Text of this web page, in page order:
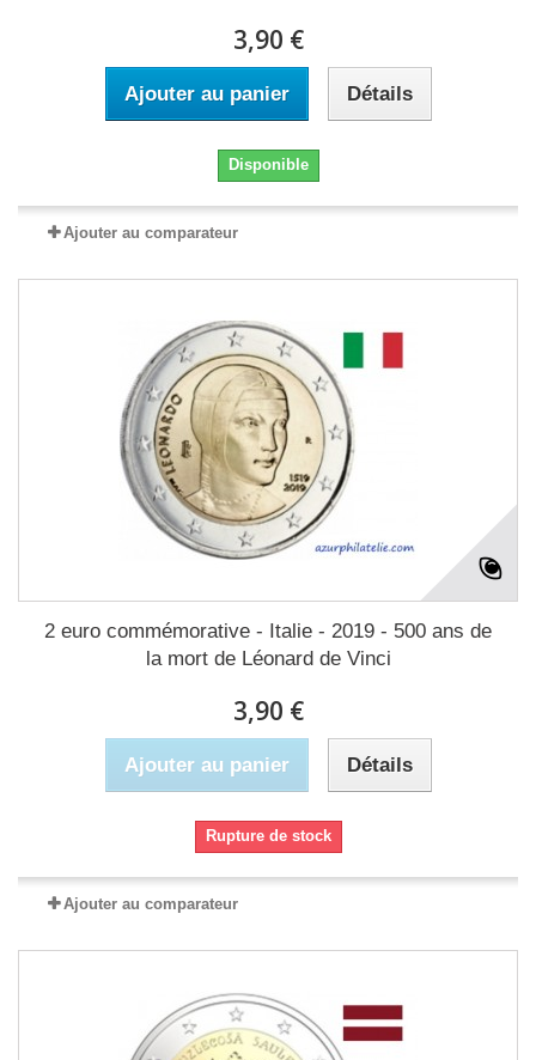
3,90 €
Ajouter au panier Détails
Disponible
Ajouter au comparateur
2 euro commémorative - Italie - 2019 - 500 ans de
la mort de Léonard de Vinci
3,90 €
Ajouter au panier Détails
Rupture de stock
Ajouter au comparateur